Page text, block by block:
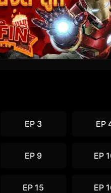
EP 3 EP
EP 9 EP
EP 15 EP